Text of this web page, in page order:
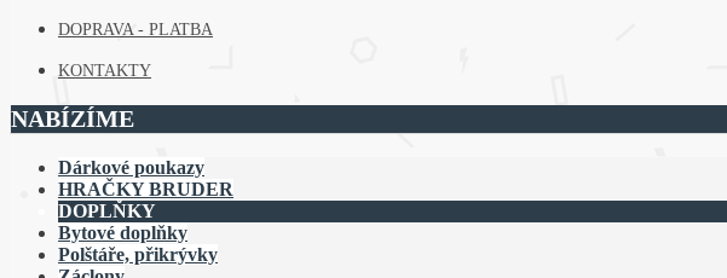
DOPRAVA - PLATBA
KONTAKTY
NABÍZÍME
Dárkové poukazy
HRAČKY BRUDER
DOPLŇKY
Bytové doplňky
Polštáře, přikrývky